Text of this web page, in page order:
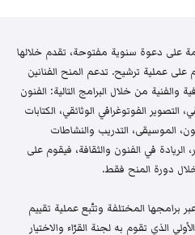
على دعوة سنوية مفتوحة، تقدم خلالها
على عملية ترشيح. تدعم المنح الفنانين
والفنية من خلال البرامج التالية: الفنون
التصوير الفوتوغرافي الوثائقي، الكتابات
الموسيقى، التدريب والنشاطات
الريادة في الفنون والثقافة، فيقوم على
دورة المنح فقط.
سنوياً نحو 1500 طلب عبر برامجها المختلفة وتتّبع عملية تقييم
الذي تقوم به لجنة القرّاء والاختيار